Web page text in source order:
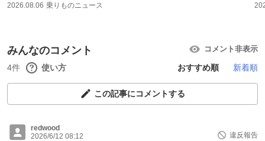
2026.08.06 乗りものニュース
みんなのコメント コメント非表示
4件 使い方 おすすめ順 新着順
この記事にコメントする
redwood
2026/6/12 08:12
違反報告